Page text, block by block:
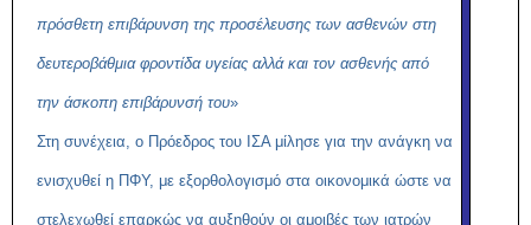
πρόσθετη επιβάρυνση της προσέλευσης των ασθενών στη
δευτεροβάθμια φροντίδα υγείας αλλά και τον ασθενής από
την άσκοπη επιβάρυνσή του»
Στη συνέχεια, ο Πρόεδρος του ΙΣΑ μίλησε για την ανάγκη να
ενισχυθεί η ΠΦΥ, με εξορθολογισμό στα οικονομικά ώστε να
στελεχωθεί επαρκώς να αυξηθούν οι αμοιβές των ιατρών